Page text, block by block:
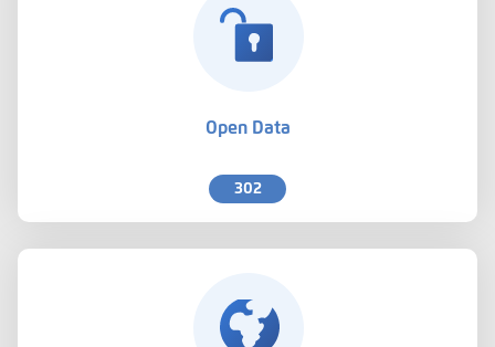
Open Data
302